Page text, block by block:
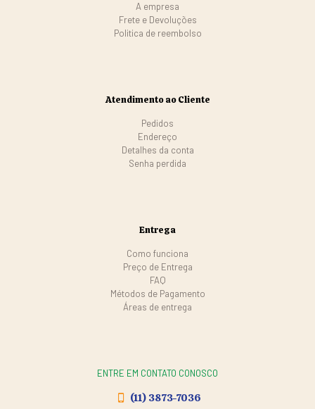
A empresa
Frete e Devoluções
Politica de reembolso
Atendimento ao Cliente
Pedidos
Endereço
Detalhes da conta
Senha perdida
Entrega
Como funciona
Preço de Entrega
FAQ
Métodos de Pagamento
Áreas de entrega
ENTRE EM CONTATO CONOSCO
(11) 3873-7036